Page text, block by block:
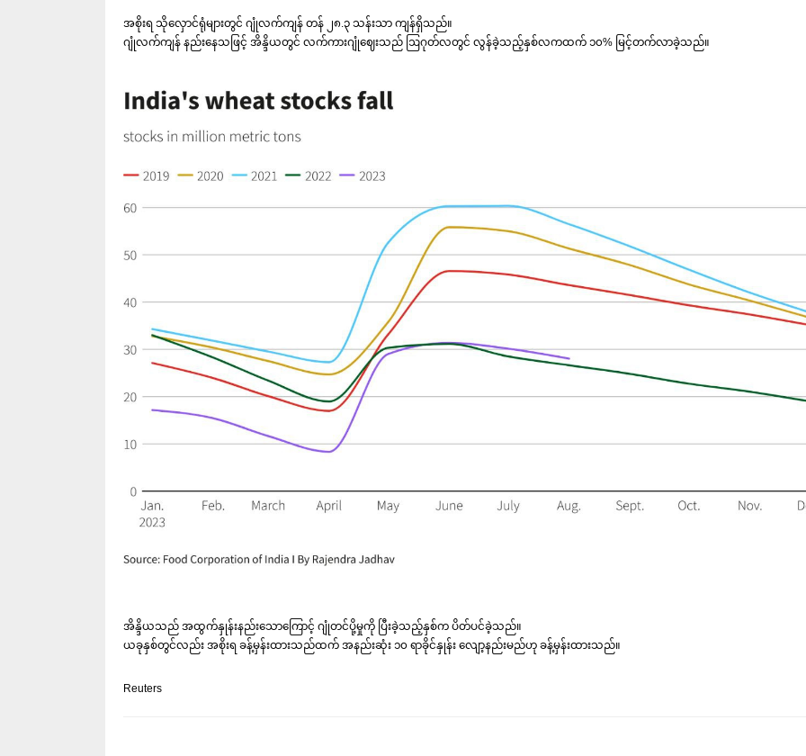
အစိုးရ သိုလှောင်ရုံများတွင် ဂျုံလက်ကျန် တန် ၂၈.၃ သန်းသာ ကျန်ရှိသည်။
ဂျုံလက်ကျန် နည်းနေသဖြင့် အိန္ဒိယတွင် လက်ကားဂျုံဈေးသည် ဩဂုတ်လတွင် လွန်ခဲ့သည့်နှစ်လကထက် ၁၀% မြင့်တက်လာခဲ့သည်။
အိန္ဒိယသည် အထွက်နှုန်းနည်းသောကြောင့် ဂျုံတင်ပို့မှုကို ပြီးခဲ့သည့်နှစ်က ပိတ်ပင်ခဲ့သည်။
ယခုနှစ်တွင်လည်း အစိုးရ ခန့်မှန်းထားသည်ထက် အနည်းဆုံး ၁၀ ရာခိုင်နှုန်း လျော့နည်းမည်ဟု ခန့်မှန်းထားသည်။
Reuters